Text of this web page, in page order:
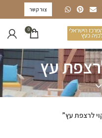
צור קשר
0
עץ